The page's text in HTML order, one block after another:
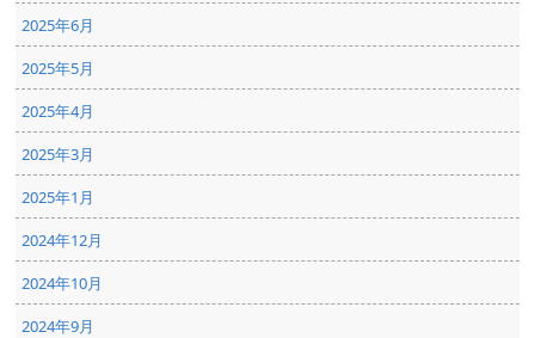
2025年6月
2025年5月
2025年4月
2025年3月
2025年1月
2024年12月
2024年10月
2024年9月